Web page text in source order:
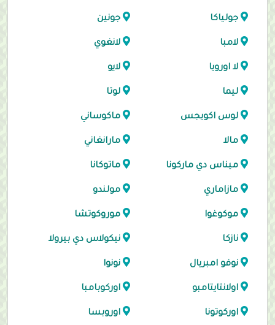
جولياكا جونين
لامبا لانغوي
لا اورويا لايو
ليما لوتا
لوس اكويجس ماكوساني
مالا مارانغاني
ميناس دي ماركونا ماتوكانا
مازاماري مولندو
موكوغوا موروكوتشا
نازكا نيكولاس دي بيرولا
نوفو امبريال نونوا
اولانتايتامبو اوركوبامبا
اوركوتونا اوروبسا